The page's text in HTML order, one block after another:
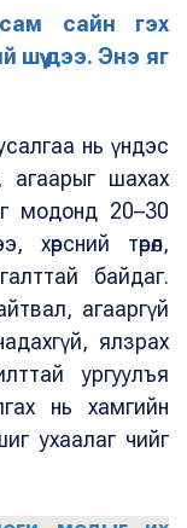
сайн гэх
дээ. Энэ яг
нь үндэс
агаарыг шахах
модонд 20–30
төрөл,
байдаг.
агааргүй
ялзрах
ургуулъя
нь хамгийн
ухаалаг чийг